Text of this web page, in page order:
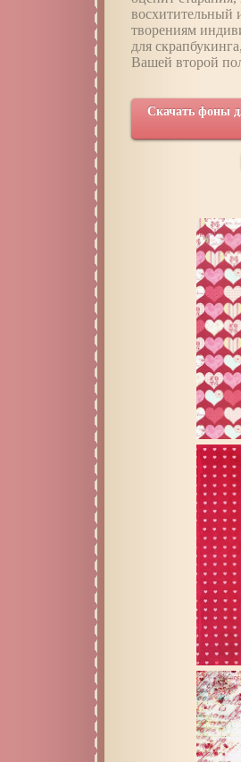
восхитительный
творениям
для
Вашей второй
Скачать фоны